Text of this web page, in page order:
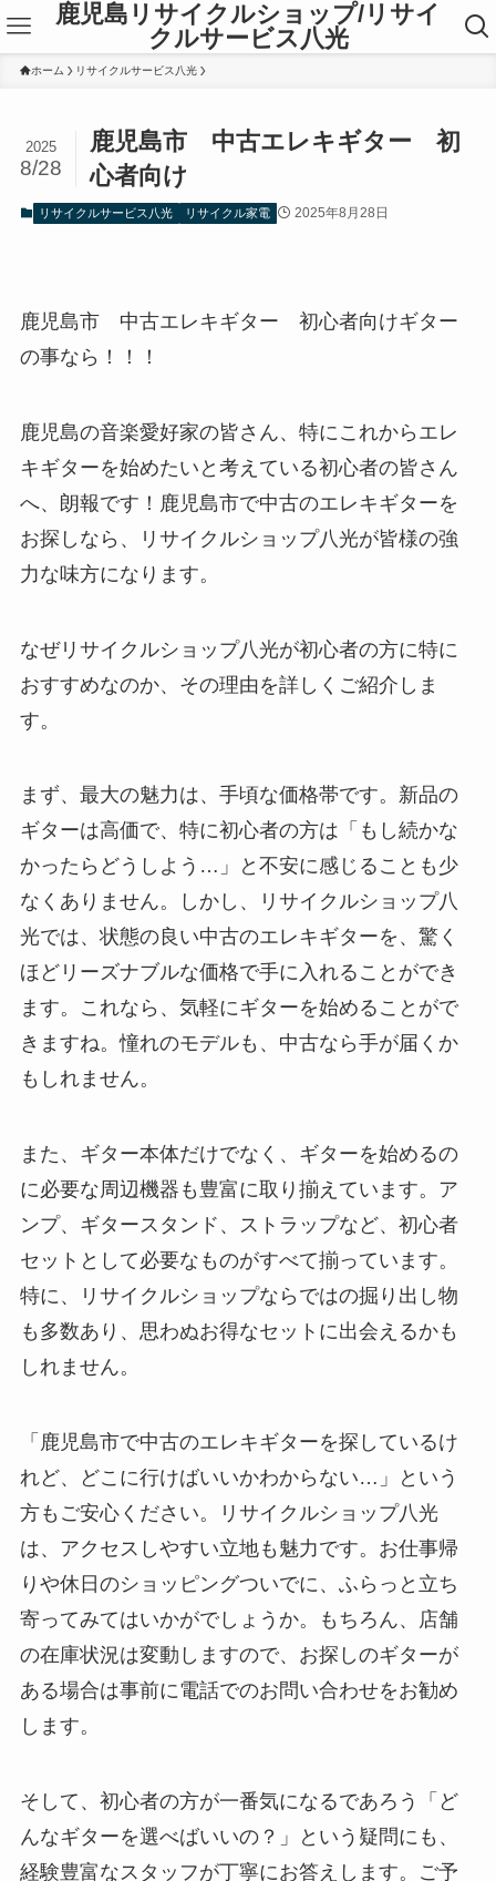
鹿児島リサイクルショップ/リサイ
クルサービス八光
ホーム リサイクルサービス八光
鹿児島市 中古エレキギター 初
心者向け
2025
8/28
リサイクルサービス八光 リサイクル家電 2025年8月28日
鹿児島市 中古エレキギター 初心者向けギター
の事なら！！！
鹿児島の音楽愛好家の皆さん、特にこれからエレ
キギターを始めたいと考えている初心者の皆さん
へ、朗報です！鹿児島市で中古のエレキギターを
お探しなら、リサイクルショップ八光が皆様の強
力な味方になります。
なぜリサイクルショップ八光が初心者の方に特に
おすすめなのか、その理由を詳しくご紹介しま
す。
まず、最大の魅力は、手頃な価格帯です。新品の
ギターは高価で、特に初心者の方は「もし続かな
かったらどうしよう…」と不安に感じることも少
なくありません。しかし、リサイクルショップ八
光では、状態の良い中古のエレキギターを、驚く
ほどリーズナブルな価格で手に入れることができ
ます。これなら、気軽にギターを始めることがで
きますね。憧れのモデルも、中古なら手が届くか
もしれません。
また、ギター本体だけでなく、ギターを始めるの
に必要な周辺機器も豊富に取り揃えています。ア
ンプ、ギタースタンド、ストラップなど、初心者
セットとして必要なものがすべて揃っています。
特に、リサイクルショップならではの掘り出し物
も多数あり、思わぬお得なセットに出会えるかも
しれません。
「鹿児島市で中古のエレキギターを探しているけ
れど、どこに行けばいいかわからない…」という
方もご安心ください。リサイクルショップ八光
は、アクセスしやすい立地も魅力です。お仕事帰
りや休日のショッピングついでに、ふらっと立ち
寄ってみてはいかがでしょうか。もちろん、店舗
の在庫状況は変動しますので、お探しのギターが
ある場合は事前に電話でのお問い合わせをお勧め
します。
そして、初心者の方が一番気になるであろう「ど
んなギターを選べばいいの？」という疑問にも、
経験豊富なスタッフが丁寧にお答えします。ご予